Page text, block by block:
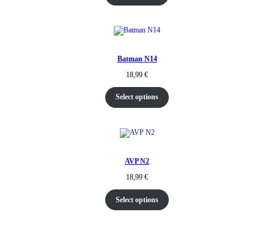
Batman N14
18,99 €
Select options
AVP N2
18,99 €
Select options